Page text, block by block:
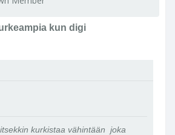
kun digi
kurkistaa vähintään joka